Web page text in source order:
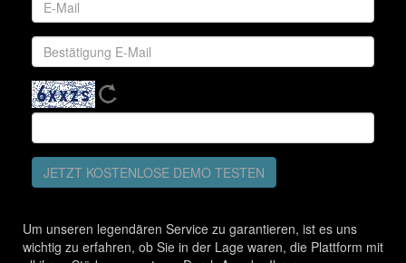
JETZT KOSTENLOSE DEMO TESTEN
Um unseren legendären Service zu garantieren, ist es uns
wichtig zu erfahren, ob Sie in der Lage waren, die Plattform mit